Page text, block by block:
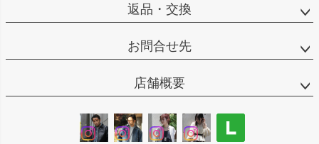
返品・交換
お問合せ先
店舗概要